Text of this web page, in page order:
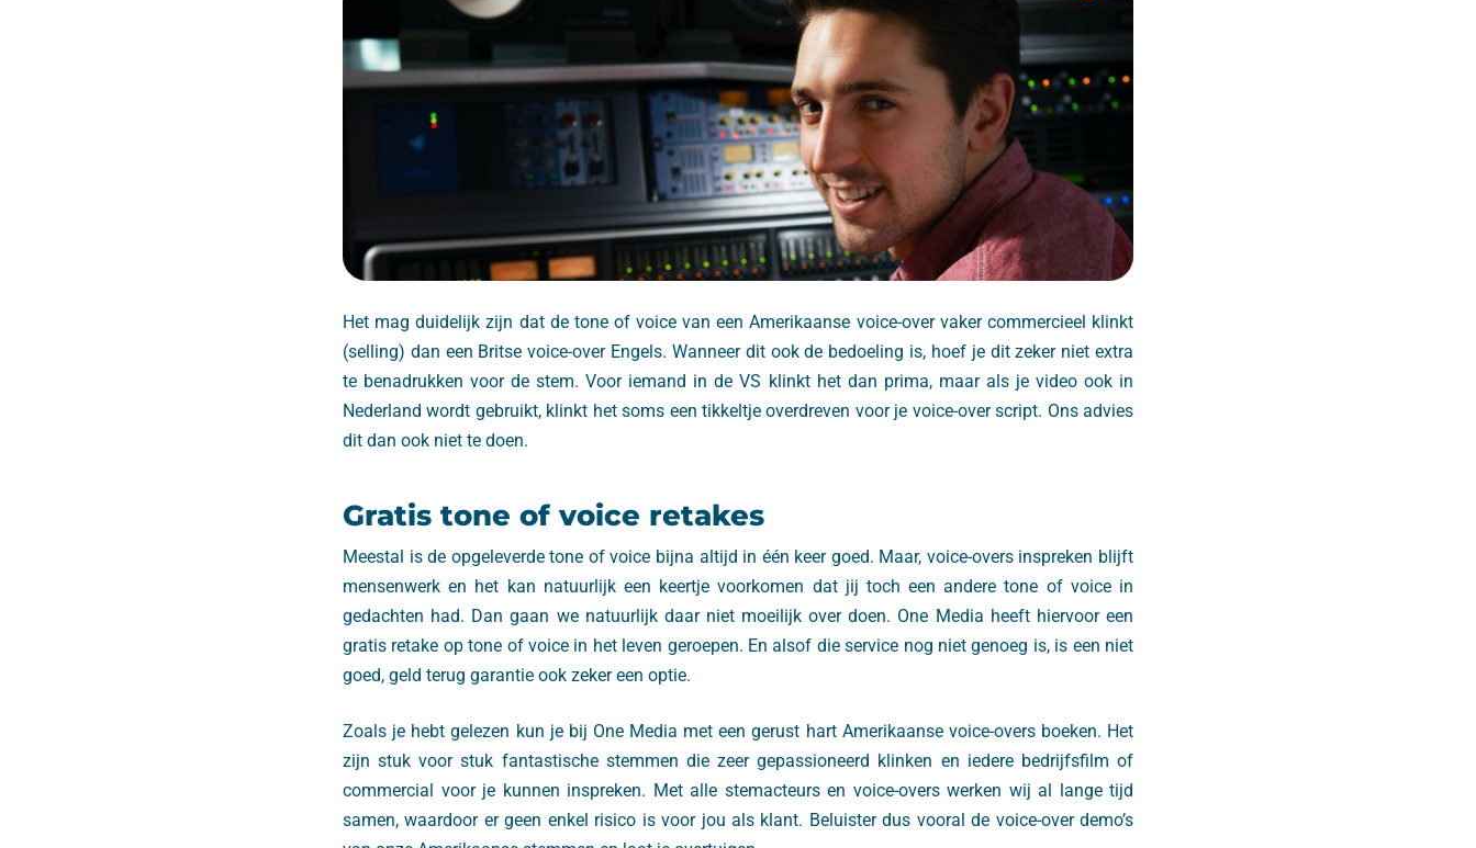
Het mag duidelijk zijn dat de tone of voice van een Amerikaanse voice-over vaker commercieel klinkt
(selling) dan een Britse voice-over Engels. Wanneer dit ook de bedoeling is, hoef je dit zeker niet extra
te benadrukken voor de stem. Voor iemand in de VS klinkt het dan prima, maar als je video ook in
Nederland wordt gebruikt, klinkt het soms een tikkeltje overdreven voor je voice-over script. Ons advies
dit dan ook niet te doen.
Gratis tone of voice retakes
Meestal is de opgeleverde tone of voice bijna altijd in één keer goed. Maar, voice-overs inspreken blijft
mensenwerk en het kan natuurlijk een keertje voorkomen dat jij toch een andere tone of voice in
gedachten had. Dan gaan we natuurlijk daar niet moeilijk over doen. One Media heeft hiervoor een
gratis retake op tone of voice in het leven geroepen. En alsof die service nog niet genoeg is, is een niet
goed, geld terug garantie ook zeker een optie.
Zoals je hebt gelezen kun je bij One Media met een gerust hart Amerikaanse voice-overs boeken. Het
zijn stuk voor stuk fantastische stemmen die zeer gepassioneerd klinken en iedere bedrijfsfilm of
commercial voor je kunnen inspreken. Met alle stemacteurs en voice-overs werken wij al lange tijd
samen, waardoor er geen enkel risico is voor jou als klant. Beluister dus vooral de voice-over demo’s